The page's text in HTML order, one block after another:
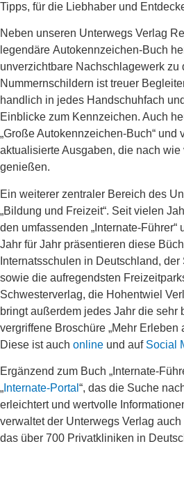
Tipps, für die Liebhaber und
Neben unseren Unterwegs Verlag
legendäre Autokennzeichen-Buch
unverzichtbare Nachschlagewerk zu
Nummernschildern ist treuer
handlich in jedes Handschuhfach
Einblicke zum Kennzeichen. Auch
„Große Autokennzeichen-Buch“
aktualisierte Ausgaben, die nach
genießen.
Ein weiterer zentraler Bereich des
„Bildung und Freizeit“. Seit vielen
den umfassenden „ Internate-Führer“
Jahr für Jahr präsentieren diese
Internatsschulen in Deutschland,
sowie die aufregendsten
Schwesterverlag, die Hohentwiel
bringt außerdem jedes Jahr die sehr
vergriffene Broschüre „Mehr Erleben
Diese ist auch online und auf Social
Ergänzend zum Buch „Internate-
„ Internate-Portal “, das die Suche
erleichtert und wertvolle
verwaltet der Unterwegs Verlag auch
das über 700 Privatkliniken in